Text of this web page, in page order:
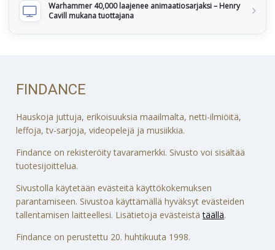
Warhammer 40,000 laajenee animaatiosarjaksi – Henry
Cavill mukana tuottajana
FINDANCE
Hauskoja juttuja, erikoisuuksia maailmalta, netti-ilmiöitä,
leffoja, tv-sarjoja, videopelejä ja musiikkia.
Findance on rekisteröity tavaramerkki. Sivusto voi sisältää
tuotesijoittelua.
Sivustolla käytetään evästeitä käyttökokemuksen
parantamiseen. Sivustoa käyttämällä hyväksyt evästeiden
tallentamisen laitteellesi. Lisätietoja evästeistätäällä.
Findance on perustettu 20. huhtikuuta 1998.